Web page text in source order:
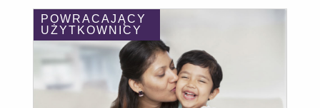
POWRACAJĄCY
UŻYTKOWNICY